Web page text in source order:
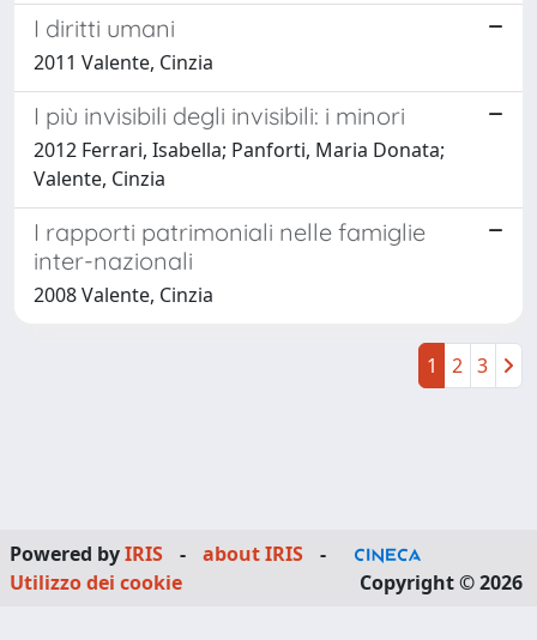
I diritti umani
2011 Valente, Cinzia
I più invisibili degli invisibili: i minori
2012 Ferrari, Isabella; Panforti, Maria Donata;
Valente, Cinzia
I rapporti patrimoniali nelle famiglie
inter-nazionali
2008 Valente, Cinzia
1 2 3
Powered byIRIS - about IRIS
-
Utilizzo dei cookie
Copyright © 2026